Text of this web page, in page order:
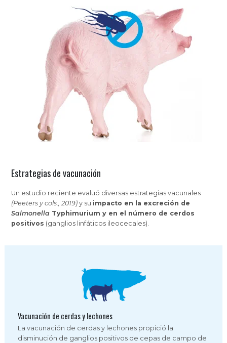
Estrategias de vacunación
Un estudio reciente evaluó diversas estrategias vacunales
(Peeters y cols., 2019) y su impacto en la excreción de
Salmonella Typhimurium y en el número de cerdos
positivos (ganglios linfáticos ileocecales).
Vacunación de cerdas y lechones
La vacunación de cerdas y lechones propició la
disminución de ganglios positivos de cepas de campo de